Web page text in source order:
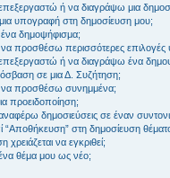
ή να διαγράψω μια
υπογραφή στη δημοσίευση μου;
δημοψήφισμα;
να προσθέσω περισσότερες
ή να διαγράψω ένα
σε μια Δ. Συζήτηση;
να προσθέσω συνημμένα;
προειδοποίηση;
δημοσιεύσεις σε έναν
“Αποθήκευση” στη δημοσίευση
χρειάζεται να εγκριθεί;
θέμα μου ως νέο;